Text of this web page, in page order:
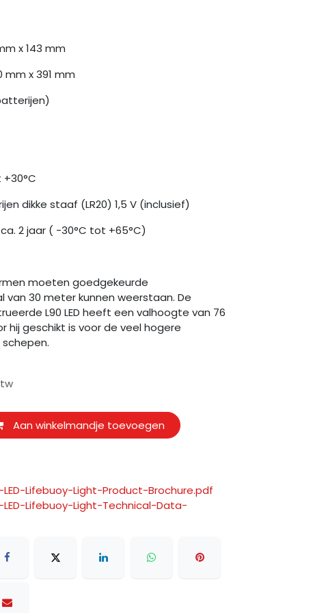
x 143 mm
x 391 mm
dikke staaf (LR20) 1,5 V (inclusief)
2 jaar ( -30°C tot +65°C)
moeten goedgekeurde
van 30 meter kunnen weerstaan. De
L90 LED heeft een valhoogte van 76
hij geschikt is voor de veel hogere
Aan winkelmandje toevoegen
Lifebuoy-Light-Product-Brochure.pdf
Lifebuoy-Light-Technical-Data-